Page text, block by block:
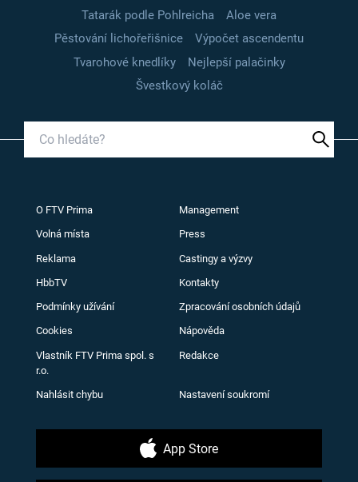
Tatarák podle Pohlreicha
Aloe vera
Pěstování lichořeřišnice
Výpočet ascendentu
Tvarohové knedlíky
Nejlepší palačinky
Švestkový koláč
O FTV Prima Management
Volná místa Press
Reklama Castingy a výzvy
HbbTV Kontakty
Podmínky užívání Zpracování osobních údajů
Cookies Nápověda
Vlastník FTV Prima spol. s
r.o.
Redakce
Nahlásit chybu Nastavení soukromí
App Store